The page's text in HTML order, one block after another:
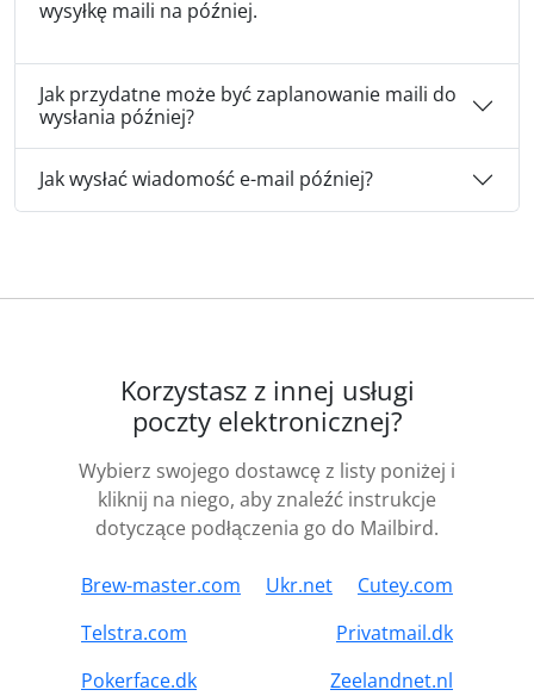
wysyłkę maili na później.
Jak przydatne może być zaplanowanie maili do
wysłania później?
Jak wysłać wiadomość e-mail później?
Korzystasz z innej usługi
poczty elektronicznej?
Wybierz swojego dostawcę z listy poniżej i
kliknij na niego, aby znaleźć instrukcje
dotyczące podłączenia go do Mailbird.
Brew-master.com Ukr.net
Cutey.com
Telstra.com
Privatmail.dk
Pokerface.dk
Zeelandnet.nl